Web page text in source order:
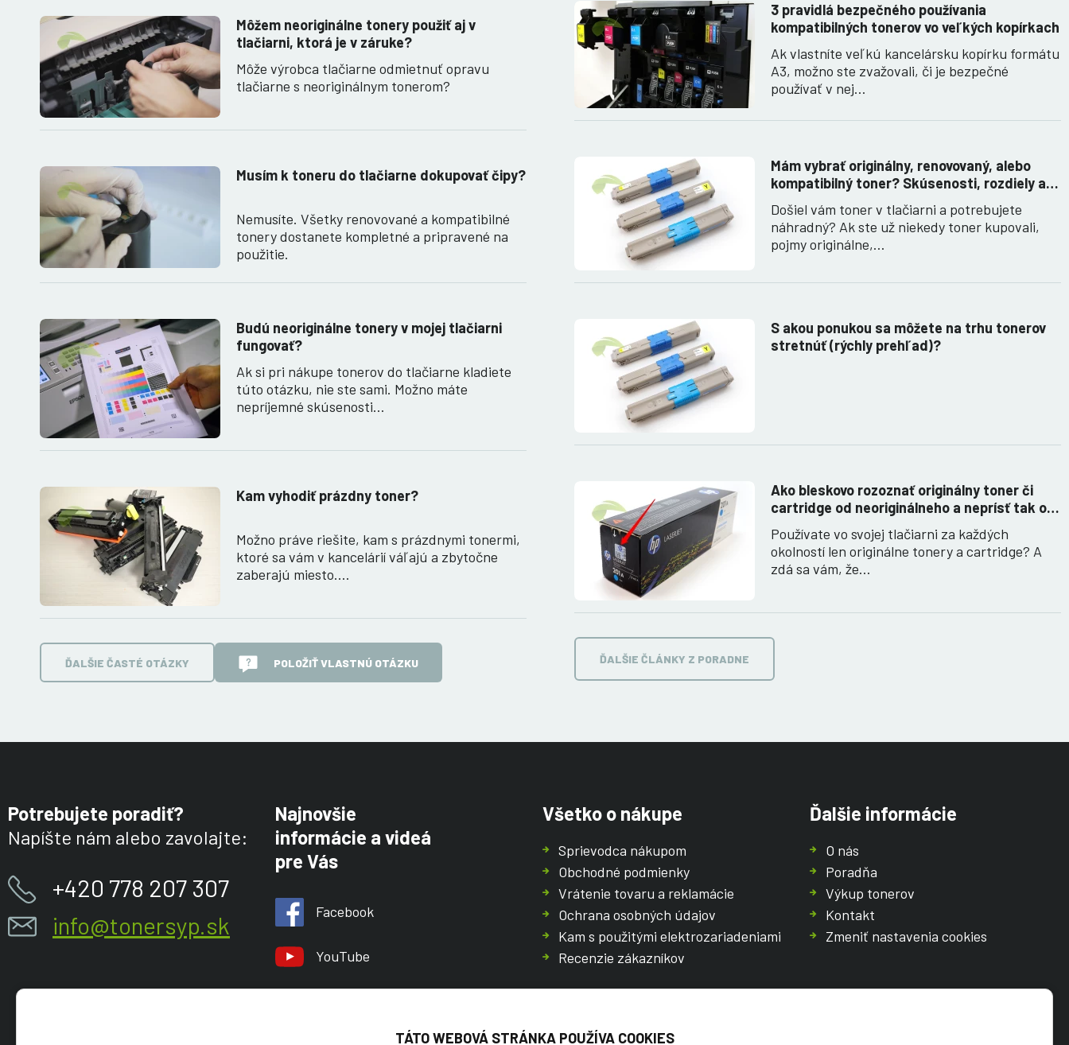
Môžem neoriginálne tonery použiť aj v
tlačiarni, ktorá je v záruke?
Môže výrobca tlačiarne odmietnuť opravu
tlačiarne s neoriginálnym tonerom?
Musím k toneru do tlačiarne dokupovať čipy?
Nemusíte. Všetky renovované a kompatibilné
tonery dostanete kompletné a pripravené na
použitie.
Budú neoriginálne tonery v mojej tlačiarni
fungovať?
Ak si pri nákupe tonerov do tlačiarne kladiete
túto otázku, nie ste sami. Možno máte
nepríjemné skúsenosti…
Kam vyhodiť prázdny toner?
Možno práve riešite, kam s prázdnymi tonermi,
ktoré sa vám v kancelárií váľajú a zbytočne
zaberajú miesto.…
ĎALŠIE ČASTÉ OTÁZKY POLOŽIŤ VLASTNÚ OTÁZKU
3 pravidlá bezpečného používania
kompatibilných tonerov vo veľkých kopírkach
Ak vlastníte veľkú kancelársku kopírku formátu
A3, možno ste zvažovali, či je bezpečné
používať v nej…
Mám vybrať originálny, renovovaný, alebo
kompatibilný toner? Skúsenosti, rozdiely a
ako ich využiť.
Došiel vám toner v tlačiarni a potrebujete
náhradný? Ak ste už niekedy toner kupovali,
pojmy originálne,…
S akou ponukou sa môžete na trhu tonerov
stretnúť (rýchly prehľad)?
Ako bleskovo rozoznať originálny toner či
cartridge od neoriginálneho a neprísť tak o
peniaze
Používate vo svojej tlačiarni za každých
okolností len originálne tonery a cartridge? A
zdá sa vám, že…
ĎALŠIE ČLÁNKY Z PORADNE
Potrebujete poradiť?
Napíšte nám alebo zavolajte:
+420 778 207 307
info@tonersyp.sk
Najnovšie
informácie a videá
pre Vás
Facebook
YouTube
Všetko o nákupe
Sprievodca nákupom
Obchodné podmienky
Vrátenie tovaru a reklamácie
Ochrana osobných údajov
Kam s použitými elektrozariadeniami
Recenzie zákazníkov
Ďalšie informácie
O nás
Poradňa
Výkup tonerov
Kontakt
Zmeniť nastavenia cookies
TÁTO WEBOVÁ STRÁNKA POUŽÍVA COOKIES